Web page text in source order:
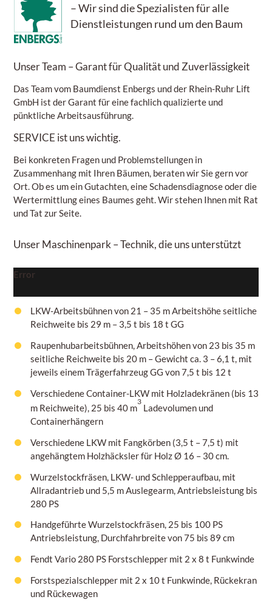
– Wir sind die Spezialisten für alle
Dienstleistungen rund um den Baum
Unser Team – Garant für Qualität und Zuverlässigkeit
Das Team vom Baumdienst Enbergs und der Rhein-Ruhr Lift
GmbH ist der Garant für eine fachlich qualizierte und
pünktliche Arbeitsausführung.
SERVICE ist uns wichtig.
Bei konkreten Fragen und Problemstellungen in
Zusammenhang mit Ihren Bäumen, beraten wir Sie gern vor
Ort. Ob es um ein Gutachten, eine Schadensdiagnose oder die
Wertermittlung eines Baumes geht. Wir stehen Ihnen mit Rat
und Tat zur Seite.
Unser Maschinenpark– Technik, die uns unterstützt
Error
LKW-Arbeitsbühnen von 21 – 35 m Arbeitshöhe seitliche
Reichweite bis 29 m – 3,5 t bis 18 t GG
Raupenhubarbeitsbühnen, Arbeitshöhenvon 23 bis 35 m
seitliche Reichweite bis 20 m – Gewicht ca. 3 – 6,1 t, mit
jeweils einem TrägerfahrzeugGG von 7,5 t bis 12 t
Verschiedene Container-LKW mit Holzladekränen (bis 13
m Reichweite), 25 bis 40 m
3
Ladevolumen und
Containerhängern
Verschiedene LKW mit Fangkörben (3,5 t – 7,5 t) mit
angehängtem Holzhäcksler für HolzØ 16 – 30 cm.
Wurzelstockfräsen, LKW- und Schlepperaufbau, mit
Allradantrieb und 5,5 m Auslegearm, Antriebsleistung bis
280 PS
Handgeführte Wurzelstockfräsen, 25 bis 100 PS
Antriebsleistung, Durchfahrbreite von75 bis 89 cm
Fendt Vario 280 PS Forstschlepper mit 2 x 8 t Funkwinde
Forstspezialschlepper mit 2 x 10 t Funkwinde, Rückekran
und Rückewagen